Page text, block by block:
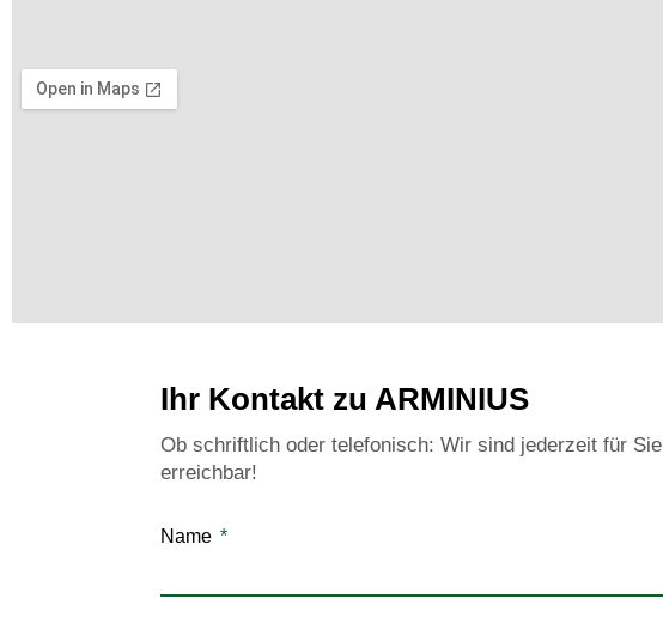
Ihr Kontakt zu ARMINIUS
Ob schriftlich oder telefonisch: Wir sind jederzeit für Sie
erreichbar!
Name